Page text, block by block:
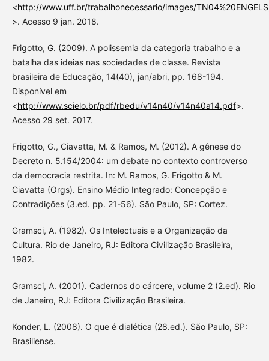
<http://www.uff.br/trabalhonecessario/images/
>. Acesso 9 jan. 2018.
Frigotto, G. (2009). A polissemia da categoria trabalho e a
batalha das ideias nas sociedades de classe. Revista
brasileira de Educação, 14(40), jan/abri, pp. 168-194.
Disponível em
<http://www.scielo.br/pdf/rbedu/v14n40/v14n40a14.pdf>.
Acesso 29 set. 2017.
Frigotto, G., Ciavatta, M. & Ramos, M. (2012). A gênese do
Decreto n. 5.154/2004: um debate no contexto controverso
da democracia restrita. In: M. Ramos, G. Frigotto & M.
Ciavatta (Orgs). Ensino Médio Integrado: Concepção e
Contradições (3.ed. pp. 21-56). São Paulo, SP: Cortez.
Gramsci, A. (1982). Os Intelectuais e a Organização da
Cultura. Rio de Janeiro, RJ: Editora Civilização Brasileira,
1982.
Gramsci, A. (2001). Cadernos do cárcere, volume 2 (2.ed). Rio
de Janeiro, RJ: Editora Civilização Brasileira.
Konder, L. (2008). O que é dialética (28.ed.). São Paulo, SP:
Brasiliense.